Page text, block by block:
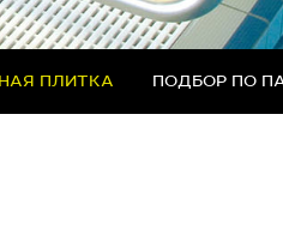
ПЛИТКА ПОДБОР ПО